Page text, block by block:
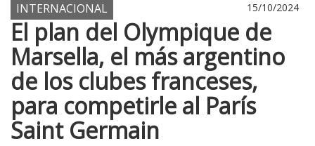
INTERNACIONAL 15/10/2024
El plan del Olympique de
Marsella, el más argentino
de los clubes franceses,
para competirle al París
Saint Germain